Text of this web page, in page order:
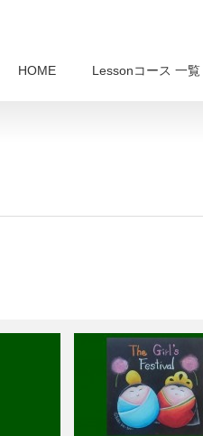
HOME Lessonコース 一覧